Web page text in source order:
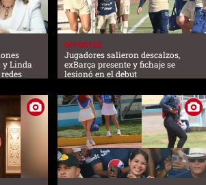
y Linda
DEPORTES
Jugadores salieron descalzos,
exBarça presente y fichaje se
lesionó en el debut